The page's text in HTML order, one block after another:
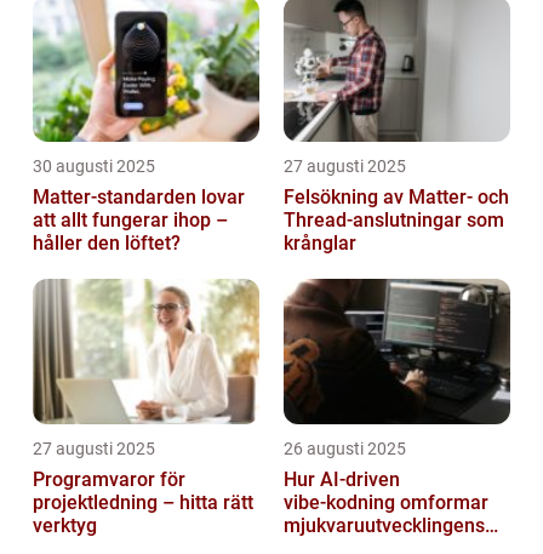
30 augusti 2025
Matter-standarden lovar
att allt fungerar ihop –
håller den löftet?
27 augusti 2025
Felsökning av Matter‑ och
Thread‑anslutningar som
krånglar
27 augusti 2025
Programvaror för
projektledning – hitta rätt
verktyg
26 augusti 2025
Hur AI‑driven
vibe‑kodning omformar
mjukvaruutvecklingens